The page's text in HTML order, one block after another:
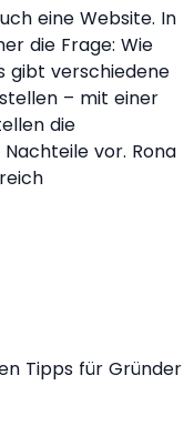
eine Website. In
die Frage: Wie
gibt verschiedene
– mit einer
die
vor. Rona